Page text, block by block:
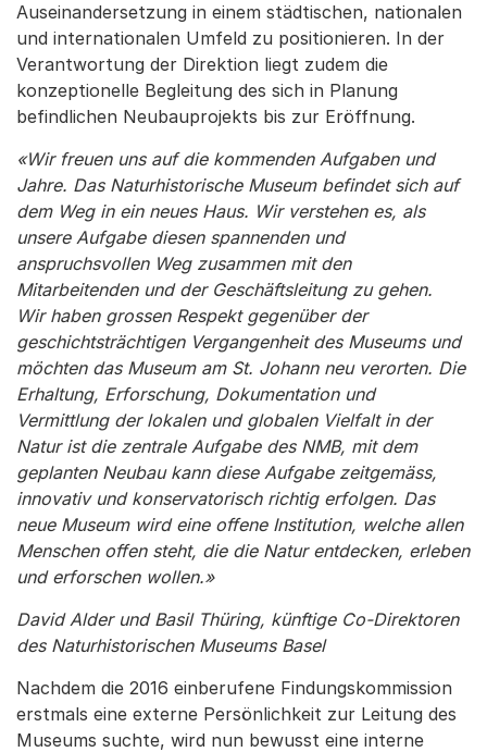
Auseinandersetzung in einem städtischen, nationalen
und internationalen Umfeld zu positionieren. In der
Verantwortung der Direktion liegt zudem die
konzeptionelle Begleitung des sich in Planung
befindlichen Neubauprojekts bis zur Eröffnung.
«Wir freuen uns auf die kommenden Aufgaben und
Jahre. Das Naturhistorische Museum befindet sich auf
dem Weg in ein neues Haus. Wir verstehen es, als
unsere Aufgabe diesen spannenden und
anspruchsvollen Weg zusammen mit den
Mitarbeitenden und der Geschäftsleitung zu gehen.
Wir haben grossen Respekt gegenüber der
geschichtsträchtigen Vergangenheit des Museums und
möchten das Museum am St. Johann neu verorten. Die
Erhaltung, Erforschung, Dokumentation und
Vermittlung der lokalen und globalen Vielfalt in der
Natur ist die zentrale Aufgabe des NMB, mit dem
geplanten Neubau kann diese Aufgabe zeitgemäss,
innovativ und konservatorisch richtig erfolgen. Das
neue Museum wird eine offene Institution, welche allen
Menschen offen steht, die die Natur entdecken, erleben
und erforschen wollen.»
David Alder und Basil Thüring, künftige Co-Direktoren
des Naturhistorischen Museums Basel
Nachdem die 2016 einberufene Findungskommission
erstmals eine externe Persönlichkeit zur Leitung des
Museums suchte, wird nun bewusst eine interne